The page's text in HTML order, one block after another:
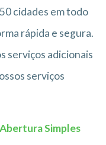
cidades em todo
rápida e segura.
serviços adicionais
serviços
Abertura Simples